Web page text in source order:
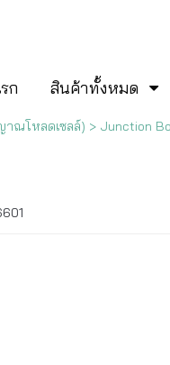
ก สินค้าทั้งหมด
ณโหลดเซลล์) > Junction